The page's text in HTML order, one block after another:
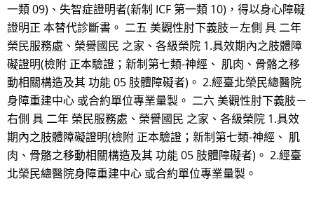
一類 09)、失智症證明者(新制 ICF 第一類 10)，得以身心障礙
證明正 本替代診斷書。 二五 美觀性肘下義肢－左側 具 二年
榮民服務處、榮譽國民 之家、各級榮院 1.具效期內之肢體障
礙證明(檢附 正本驗證；新制第七類-神經、 肌肉、骨骼之移
動相關構造及其 功能 05 肢體障礙者)。 2.經臺北榮民總醫院
身障重建中心 或合約單位專業量製。 二六 美觀性肘下義肢－
右側 具 二年 榮民服務處、榮譽國民 之家、各級榮院 1.具效
期內之肢體障礙證明(檢附 正本驗證；新制第七類-神經、 肌
肉、骨骼之移動相關構造及其 功能 05 肢體障礙者)。 2.經臺
北榮民總醫院身障重建中心 或合約單位專業量製。